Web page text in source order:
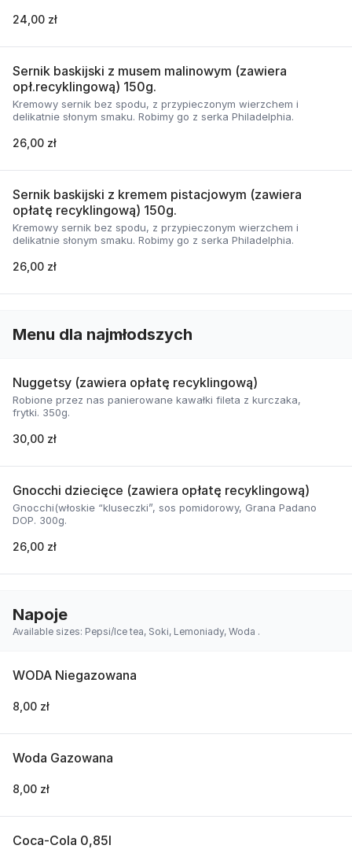
24,00 zł
Sernik baskijski z musem malinowym (zawiera
opł.recyklingową) 150g.
Kremowy sernik bez spodu, z przypieczonym wierzchem i
delikatnie słonym smaku. Robimy go z serka Philadelphia.
26,00 zł
Sernik baskijski z kremem pistacjowym (zawiera
opłatę recyklingową) 150g.
Kremowy sernik bez spodu, z przypieczonym wierzchem i
delikatnie słonym smaku. Robimy go z serka Philadelphia.
26,00 zł
Menu dla najmłodszych
Nuggetsy (zawiera opłatę recyklingową)
Robione przez nas panierowane kawałki fileta z kurczaka,
frytki. 350g.
30,00 zł
Gnocchi dziecięce (zawiera opłatę recyklingową)
Gnocchi(włoskie “kluseczki”, sos pomidorowy, Grana Padano
DOP. 300g.
26,00 zł
Napoje
Available sizes: Pepsi/Ice tea, Soki, Lemoniady, Woda .
WODA Niegazowana
8,00 zł
Woda Gazowana
8,00 zł
Coca-Cola 0,85l